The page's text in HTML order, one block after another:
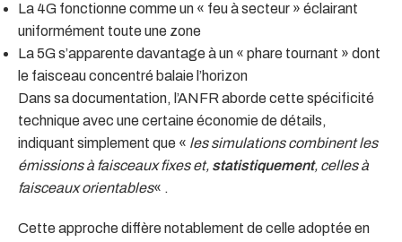
La 4G fonctionne comme un « feu à secteur » éclairant
uniformément toute une zone
La 5G s’apparente davantage à un « phare tournant » dont
le faisceau concentré balaie l’horizon
Dans sa documentation, l’ANFR aborde cette spécificité
technique avec une certaine économie de détails,
indiquant simplement que « les simulations combinent les
émissions à faisceaux fixes et, statistiquement, celles à
faisceaux orientables« .
Cette approche diffère notablement de celle adoptée en